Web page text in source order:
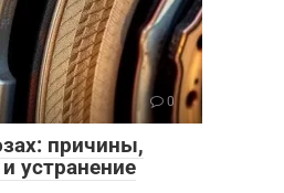
0
причины,
устранение